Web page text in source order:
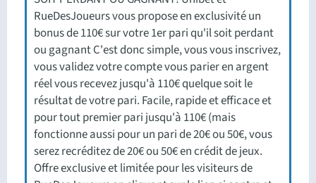
RueDesJoueurs vous propose en exclusivité un
bonus de 110€ sur votre 1er pari qu'il soit perdant
ou gagnant C'est donc simple, vous vous inscrivez,
vous validez votre compte vous parier en argent
réel vous recevez jusqu'à 110€ quelque soit le
résultat de votre pari. Facile, rapide et efficace et
pour tout premier pari jusqu'à 110€ (mais
fonctionne aussi pour un pari de 20€ ou 50€, vous
serez recréditez de 20€ ou 50€ en crédit de jeux.
Offre exclusive et limitée pour les visiteurs de